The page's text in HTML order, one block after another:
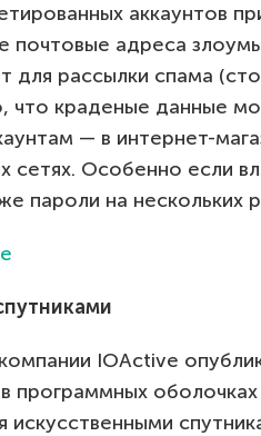
аккаунтов
почтовые адреса
для рассылки спама
что краденые данные
— в интернет-
сетях. Особенно если
пароли на нескольких
IOActive
программных
искусственными